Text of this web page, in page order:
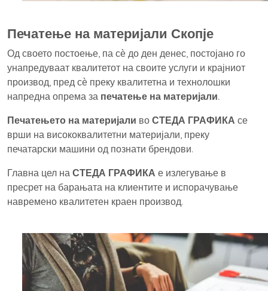
Печатење на материјали Скопје
Од своето постоење, па сѐ до ден денес, постојано го
унапредуваат квалитетот на своите услуги и крајниот
производ, пред сѐ преку квалитетна и технолошки
напредна опрема за печатење на материјали.
Печатењето на материјали во СТЕДА ГРАФИКА се
врши на висококвалитетни материјали, преку
печатарски машини од познати брендови.
Главна цел на СТЕДА ГРАФИКА е излегување в
пресрет на барањата на клиентите и испорачување
навремено квалитетен краен производ.